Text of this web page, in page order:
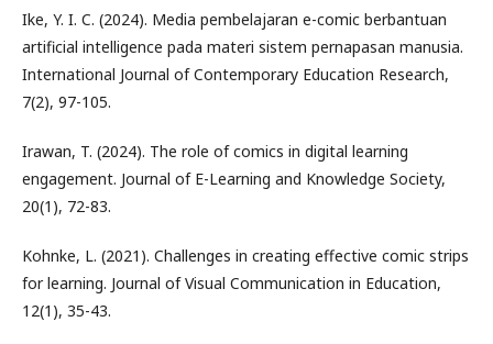
Ike, Y. I. C. (2024). Media pembelajaran e-comic berbantuan
artificial intelligence pada materi sistem pernapasan manusia.
International Journal of Contemporary Education Research,
7(2), 97-105.
Irawan, T. (2024). The role of comics in digital learning
engagement. Journal of E-Learning and Knowledge Society,
20(1), 72-83.
Kohnke, L. (2021). Challenges in creating effective comic strips
for learning. Journal of Visual Communication in Education,
12(1), 35-43.